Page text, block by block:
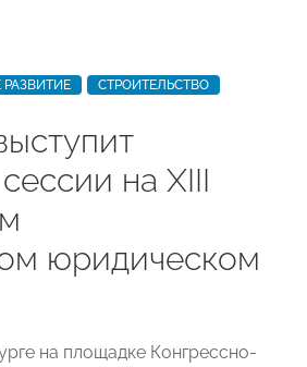
РАЗВИТИЕ СТРОИТЕЛЬСТВО
на XIII
юридическом
на площадке Конгрессно-